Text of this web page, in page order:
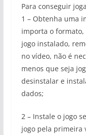
Para conseguir
1 – Obtenha uma
importa o formato,
jogo instalado,
no vídeo, não é
menos que seja
desinstalar e
dados;
2 – Instale o jogo
jogo pela primeira